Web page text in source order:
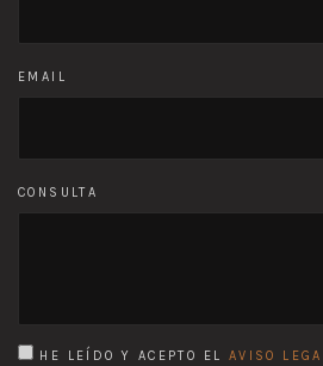
EMAIL
CONSULTA
HE LEÍDO Y ACEPTO EL AVISO